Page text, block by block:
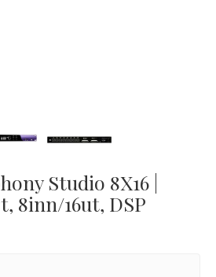
Studio 8X16 |
8inn/16ut, DSP